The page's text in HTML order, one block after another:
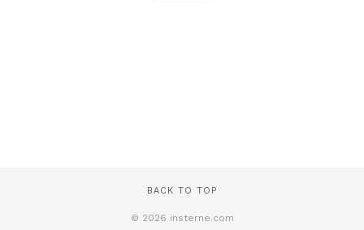
BACK TO TOP
© 2026 insterne.com